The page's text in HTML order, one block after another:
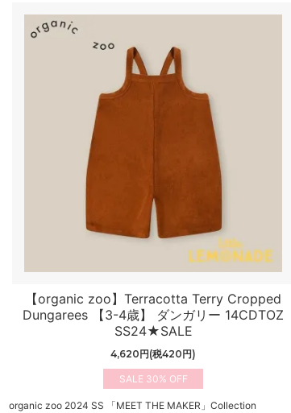
【organic zoo】Terracotta Terry Cropped
Dungarees 【3-4歳】 ダンガリー 14CDTOZ
SS24★SALE
4,620円(税420円)
30%
organic zoo 2024 SS 「MEET THE MAKER」Collection